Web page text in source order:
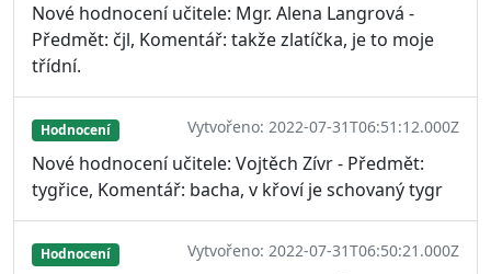
Nové hodnocení učitele: Mgr. Alena Langrová -
Předmět: čjl, Komentář: takže zlatíčka, je to moje
třídní.
Hodnocení Vytvořeno: 2022-07-31T06:51:12.000Z
Nové hodnocení učitele: Vojtěch Zívr - Předmět:
tygřice, Komentář: bacha, v křoví je schovaný tygr
Hodnocení Vytvořeno: 2022-07-31T06:50:21.000Z